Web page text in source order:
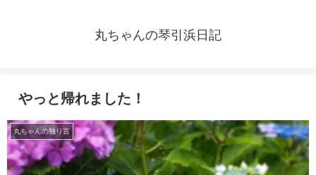
丸ちゃんの琴引浜日記
やっと帰れました！
丸ちゃんの独り言